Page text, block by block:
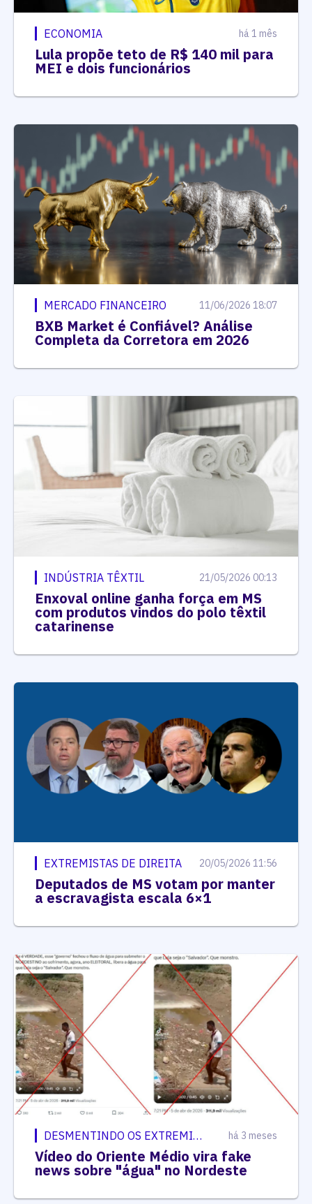
ECONOMIA há 1 mês
Lula propõe teto de R$ 140 mil para
MEI e dois funcionários
MERCADO FINANCEIRO 11/06/2026 18:07
BXB Market é Confiável? Análise
Completa da Corretora em 2026
INDÚSTRIA TÊXTIL 21/05/2026 00:13
Enxoval online ganha força em MS
com produtos vindos do polo têxtil
catarinense
EXTREMISTAS DE DIREITA 20/05/2026 11:56
Deputados de MS votam por manter
a escravagista escala 6×1
DESMENTINDO OS EXTREMISTAS há 3 meses
Vídeo do Oriente Médio vira fake
news sobre "água" no Nordeste